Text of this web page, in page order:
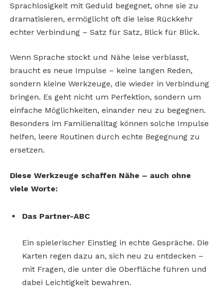
Sprachlosigkeit mit Geduld begegnet, ohne sie zu
dramatisieren, ermöglicht oft die leise Rückkehr
echter Verbindung – Satz für Satz, Blick für Blick.
Wenn Sprache stockt und Nähe leise verblasst,
braucht es neue Impulse – keine langen Reden,
sondern kleine Werkzeuge, die wieder in Verbindung
bringen. Es geht nicht um Perfektion, sondern um
einfache Möglichkeiten, einander neu zu begegnen.
Besonders im Familienalltag können solche Impulse
helfen, leere Routinen durch echte Begegnung zu
ersetzen.
Diese Werkzeuge schaffen Nähe – auch ohne
viele Worte:
Das Partner-ABC
Ein spielerischer Einstieg in echte Gespräche. Die
Karten regen dazu an, sich neu zu entdecken –
mit Fragen, die unter die Oberfläche führen und
dabei Leichtigkeit bewahren.